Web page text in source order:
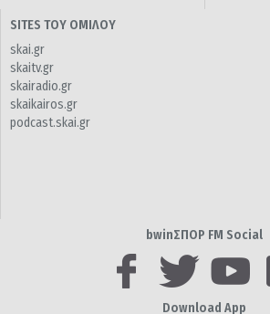
SITES ΤΟΥ ΟΜΙΛΟΥ
skai.gr
skaitv.gr
skairadio.gr
skaikairos.gr
podcast.skai.gr
bwinΣΠΟΡ FM Social
Download App